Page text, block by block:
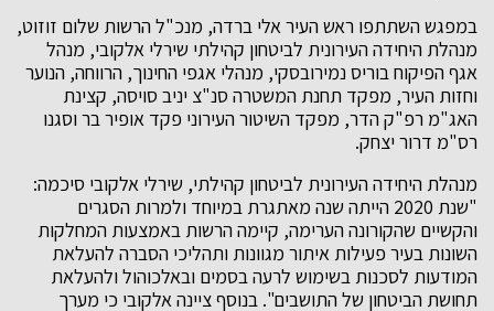
במפגש השתתפו ראש העיר אלי ברדה, מנכ"ל הרשות שלום זוזוט,
מנהלת היחידה העירונית לביטחון קהילתי שירלי אלקובי, מנהל
אגף הפיקוח בוריס נמירובסקי, מנהלי אגפי החינוך, הרווחה, הנוער
וחזות העיר, מפקד תחנת המשטרה סנ"צ יניב סויסה, קצינת
האג"מ רפ"ק הדר, מפקד השיטור העירוני פקד אופיר בר וסגנו
רס"מ דרור יצחק.
מנהלת היחידה העירונית לביטחון קהילתי, שירלי אלקובי סיכמה:
"שנת 2020 הייתה שנה מאתגרת במיוחד ולמרות הסגרים
והקשיים שהקורונה הערימה, קיימה הרשות באמצעות המחלקות
השונות בעיר פעילות איתור מגוונות ותהליכי הסברה להעלאת
המודעות לסכנות בשימוש לרעה בסמים ובאלכוהול ולהעלאת
תחושת הביטחון של התושבים". בנוסף ציינה אלקובי כי מערך